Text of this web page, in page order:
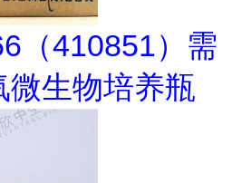
（410851）需
微生物培养瓶